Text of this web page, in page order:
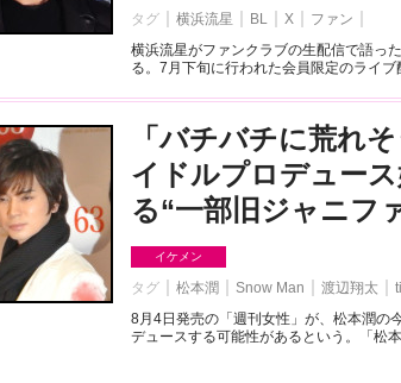
タグ 横浜流星 BL X
ファン
横浜流星がファンクラブの生配信で語っ
る。7月下旬に行われた会員限定のライ
「バチバチに荒れ
イドルプロデュー
る“一部旧ジャニフ
イケメン
タグ 松本潤 Snow Man 渡辺翔太
8月4日発売の「週刊女性」が、松本潤の
デュースする可能性があるという。「松